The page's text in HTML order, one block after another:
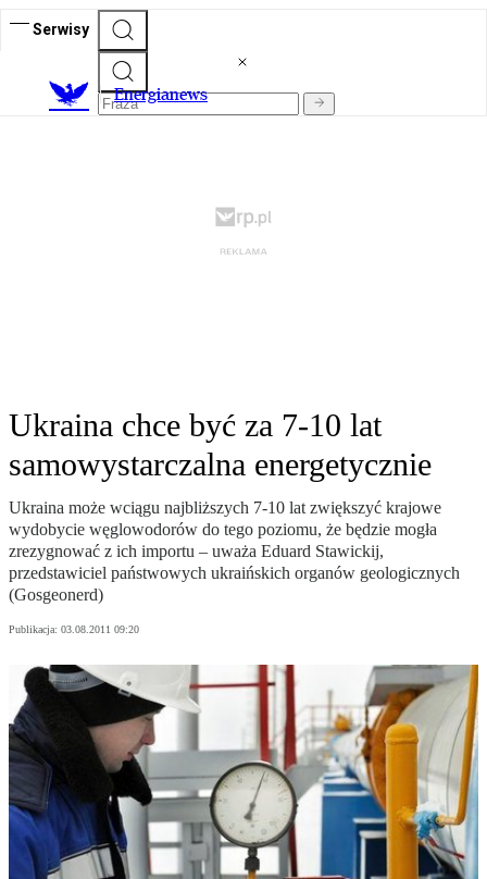
Serwisy
Energianews
Ukraina chce być za 7-10 lat
samowystarczalna energetycznie
Ukraina może wciągu najbliższych 7-10 lat zwiększyć krajowe
wydobycie węglowodorów do tego poziomu, że będzie mogła
zrezygnować z ich importu – uważa Eduard Stawickij,
przedstawiciel państwowych ukraińskich organów geologicznych
(Gosgeonerd)
Publikacja: 03.08.2011 09:20